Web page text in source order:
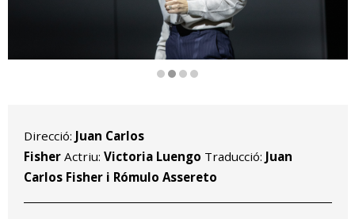
Direcció: Juan Carlos
Fisher Actriu: Victoria Luengo Traducció: Juan
Carlos Fisher i Rómulo Assereto